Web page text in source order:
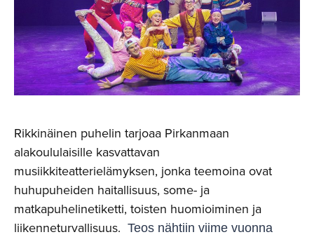
Rikkinäinen puhelin tarjoaa Pirkanmaan
alakoululaisille kasvattavan
musiikkiteatterielämyksen, jonka teemoina ovat
huhupuheiden haitallisuus, some- ja
matkapuhelinetiketti, toisten huomioiminen ja
liikenneturvallisuus. Teos nähtiin viime vuonna